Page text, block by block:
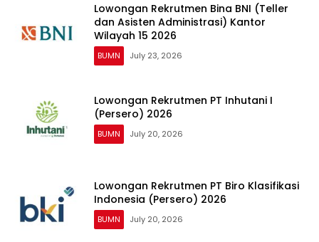
Lowongan Rekrutmen Bina BNI (Teller
dan Asisten Administrasi) Kantor
Wilayah 15 2026
BUMN July 23, 2026
Lowongan Rekrutmen PT Inhutani I
(Persero) 2026
BUMN July 20, 2026
Lowongan Rekrutmen PT Biro Klasifikasi
Indonesia (Persero) 2026
BUMN July 20, 2026